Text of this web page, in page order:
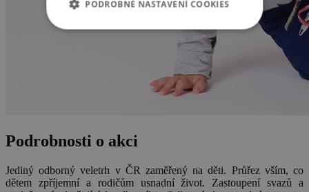
Podrobnosti o akci
Jediný odborný veletrh v ČR zaměřený na děti. Průřez vším, co
dětem zpříjemní a rodičům usnadní život. Zastoupení svazů a
PODROBNÉ NASTAVENÍ COOKIES